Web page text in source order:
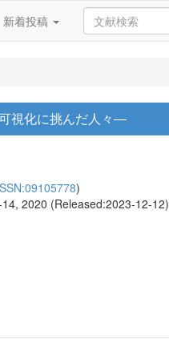
新着投稿
視化に挑んだ人々―
)
2020 (Released:2023-12-12)